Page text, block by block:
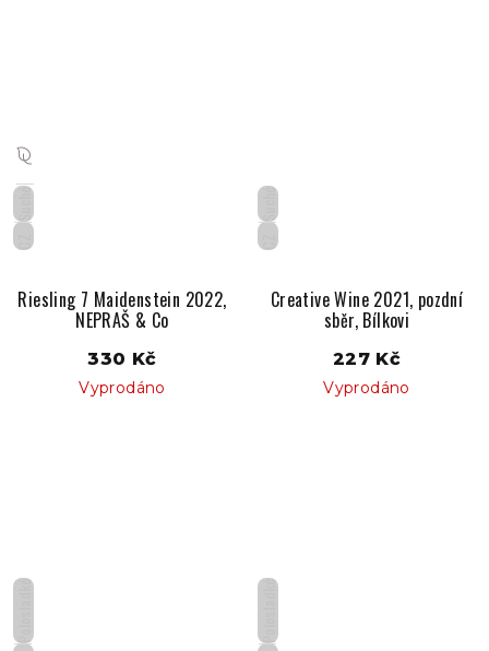
Suché
CZ
Riesling 7 Maidenstein 2022,
NEPRAŠ & Co
330 Kč
Vyprodáno
Suché
CZ
Creative Wine 2021, pozdní
sběr, Bílkovi
227 Kč
Vyprodáno